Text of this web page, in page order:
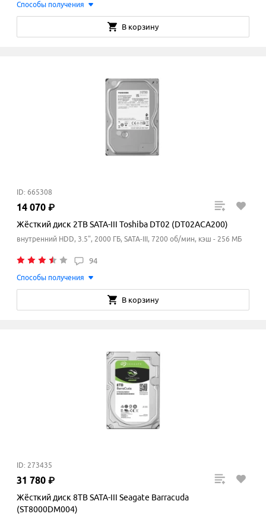
Способы получения
В корзину
ID: 665308
14 070 ₽
Жёсткий диск 2TB SATA-III Toshiba DT02 (DT02ACA200)
внутренний HDD, 3.5", 2000 ГБ, SATA-III, 7200 об/мин, кэш - 256 МБ
94
Способы получения
В корзину
ID: 273435
31 780 ₽
Жёсткий диск 8TB SATA-III Seagate Barracuda
(ST8000DM004)